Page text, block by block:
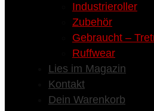
Industrieroller
Zubehör
Gebraucht –
Ruffwear
Lies im Magazin
Kontakt
Dein Warenkorb